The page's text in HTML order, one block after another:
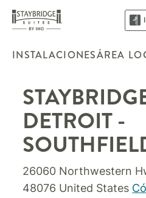
INSTALACIONESÁREA
DETROIT -
26060 Northwestern
48076 United States